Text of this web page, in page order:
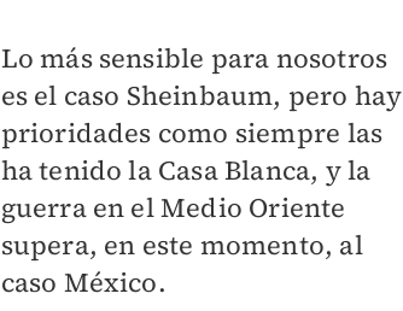
Lo más sensible para nosotros
es el caso Sheinbaum, pero hay
prioridades como siempre las
ha tenido la Casa Blanca, y la
guerra en el Medio Oriente
supera, en este momento, al
caso México.